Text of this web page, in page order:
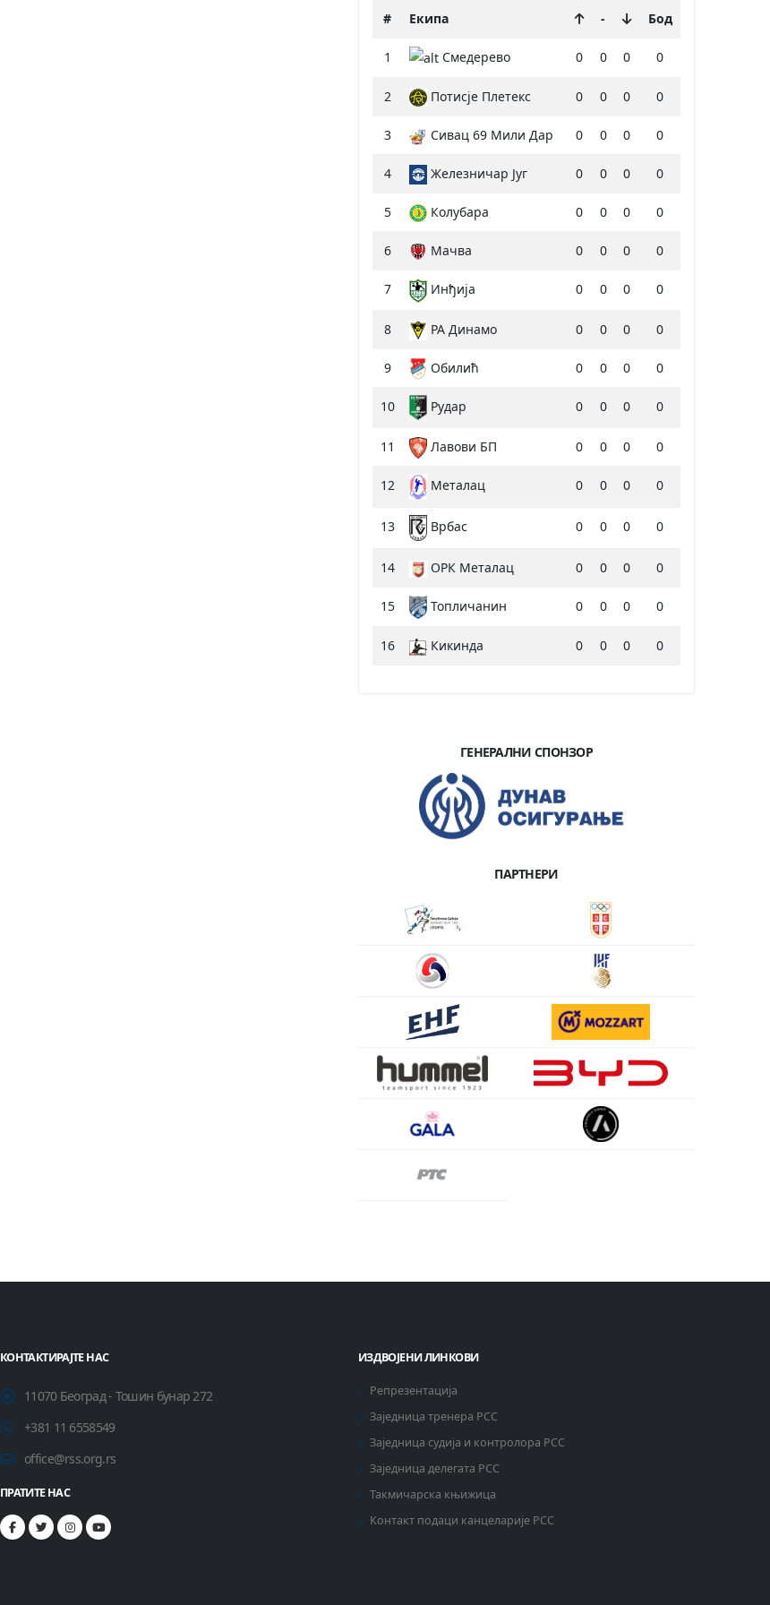
# Екипа - Бод
1 Смедерево 0 0 0 0
2 Потисје Плетекс 0 0 0 0
3 Сивац 69 Мили Дар 0 0 0 0
4 Железничар Југ 0 0 0 0
5 Колубара 0 0 0 0
6 Мачва 0 0 0 0
7 Инђија 0 0 0 0
8 РА Динамо 0 0 0 0
9 Обилић 0 0 0 0
10 Рудар 0 0 0 0
11 Лавови БП 0 0 0 0
12 Металац 0 0 0 0
13 Врбас 0 0 0 0
14 ОРК Металац 0 0 0 0
15 Топличанин 0 0 0 0
16 Кикинда 0 0 0 0
ГЕНЕРАЛНИ СПОНЗОР
ПАРТНЕРИ
КОНТАКТИРАЈТЕ НАС
11070 Београд - Тошин бунар 272
+381 11 6558549
office@rss.org.rs
ПРАТИТЕ НАС
ИЗДВОЈЕНИ ЛИНКОВИ
Репрезентација
Заједница тренера РСС
Заједница судија и контролора РСС
Заједница делегата РСС
Такмичарска књижица
Контакт подаци канцеларије РСС